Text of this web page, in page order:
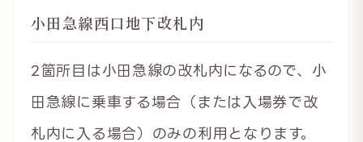
小田急線西口地下改札内
2箇所目は小田急線の改札内になるので、小
田急線に乗車する場合（または入場券で改
札内に入る場合）のみの利用となります。